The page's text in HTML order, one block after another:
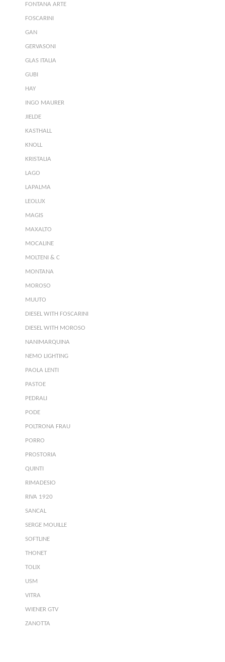
FONTANA ARTE
FOSCARINI
GAN
GERVASONI
GLAS ITALIA
GUBI
HAY
INGO MAURER
JIELDE
KASTHALL
KNOLL
KRISTALIA
LAGO
LAPALMA
LEOLUX
MAGIS
MAXALTO
MOCALINE
MOLTENI & C
MONTANA
MOROSO
MUUTO
DIESEL WITH FOSCARINI
DIESEL WITH MOROSO
NANIMARQUINA
NEMO LIGHTING
PAOLA LENTI
PASTOE
PEDRALI
PODE
POLTRONA FRAU
PORRO
PROSTORIA
QUINTI
RIMADESIO
RIVA 1920
SANCAL
SERGE MOUILLE
SOFTLINE
THONET
TOLIX
USM
VITRA
WIENER GTV
ZANOTTA